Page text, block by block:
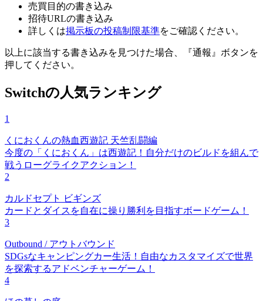
売買目的の書き込み
招待URLの書き込み
詳しくは掲示板の投稿制限基準をご確認ください。
以上に該当する書き込みを見つけた場合、
『通報』ボタンを
押してください。
Switchの人気ランキング
1
くにおくんの熱血西遊記 天竺乱闘編
今度の「くにおくん」は西遊記！自分だけのビルドを組んで
戦うローグライクアクション！
2
カルドセプト ビギンズ
カードとダイスを自在に操り勝利を目指すボードゲーム！
3
Outbound / アウトバウンド
SDGsなキャンピングカー生活！自由なカスタマイズで世界
を探索するアドベンチャーゲーム！
4